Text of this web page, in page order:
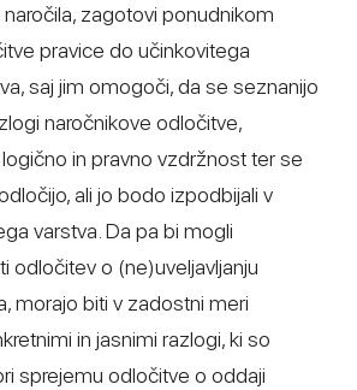
zagotovi ponudnikom
pravice do učinkovitega
saj jim omogoči, da se seznanijo
naročnikove odločitve,
in pravno vzdržnost ter se
ali jo bodo izpodbijali v
varstva. Da pa bi mogli
odločitev o (ne)uveljavljanju
morajo biti v zadostni meri
in jasnimi razlogi, ki so
sprejemu odločitve o oddaji